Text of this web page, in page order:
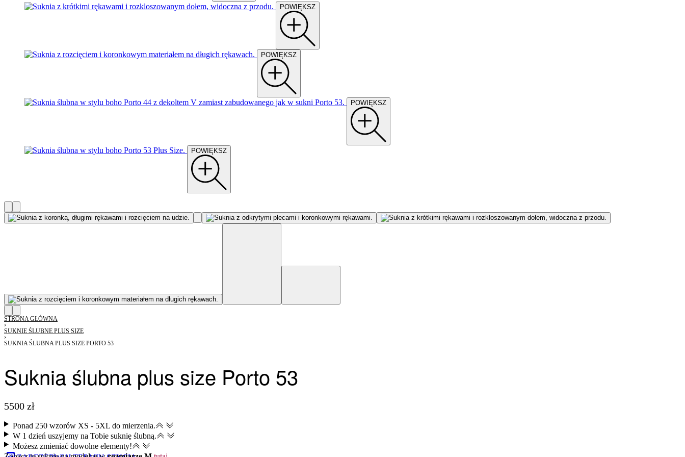
POWIĘKSZ
POWIĘKSZ
POWIĘKSZ
POWIĘKSZ
STRONA GŁÓWNA
›
SUKNIE ŚLUBNE PLUS SIZE
›
SUKNIA ŚLUBNA PLUS SIZE PORTO 53
Suknia ślubna plus size Porto 53
5500 zł
Ponad 250 wzorów XS - 5XL do mierzenia.
W 1 dzień uszyjemy na Tobie suknię ślubną.
Możesz zmieniać dowolne elementy​!